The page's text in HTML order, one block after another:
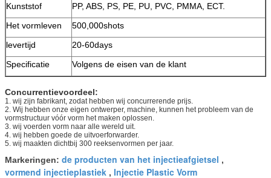
Kunststof
PP, ABS, PS, PE, PU, PVC, PMMA, ECT.
Het vormleven
500,000shots
levertijd
20-60days
Specificatie
Volgens de eisen van de klant
Concurrentievoordeel:
1. wij zijn fabrikant, zodat hebben wij concurrerende prijs.
2. Wij hebben onze eigen ontwerper, machine, kunnen het probleem van de
vormstructuur vóór vorm het maken oplossen.
3. wij voerden vorm naar alle wereld uit.
4. wij hebben goede de uitvoerforwarder.
5. wij maakten dichtbij 300 reeksenvormen per jaar.
Markeringen: de producten van het injectieafgietsel ,
vormend injectieplastiek , Injectie Plastic Vorm